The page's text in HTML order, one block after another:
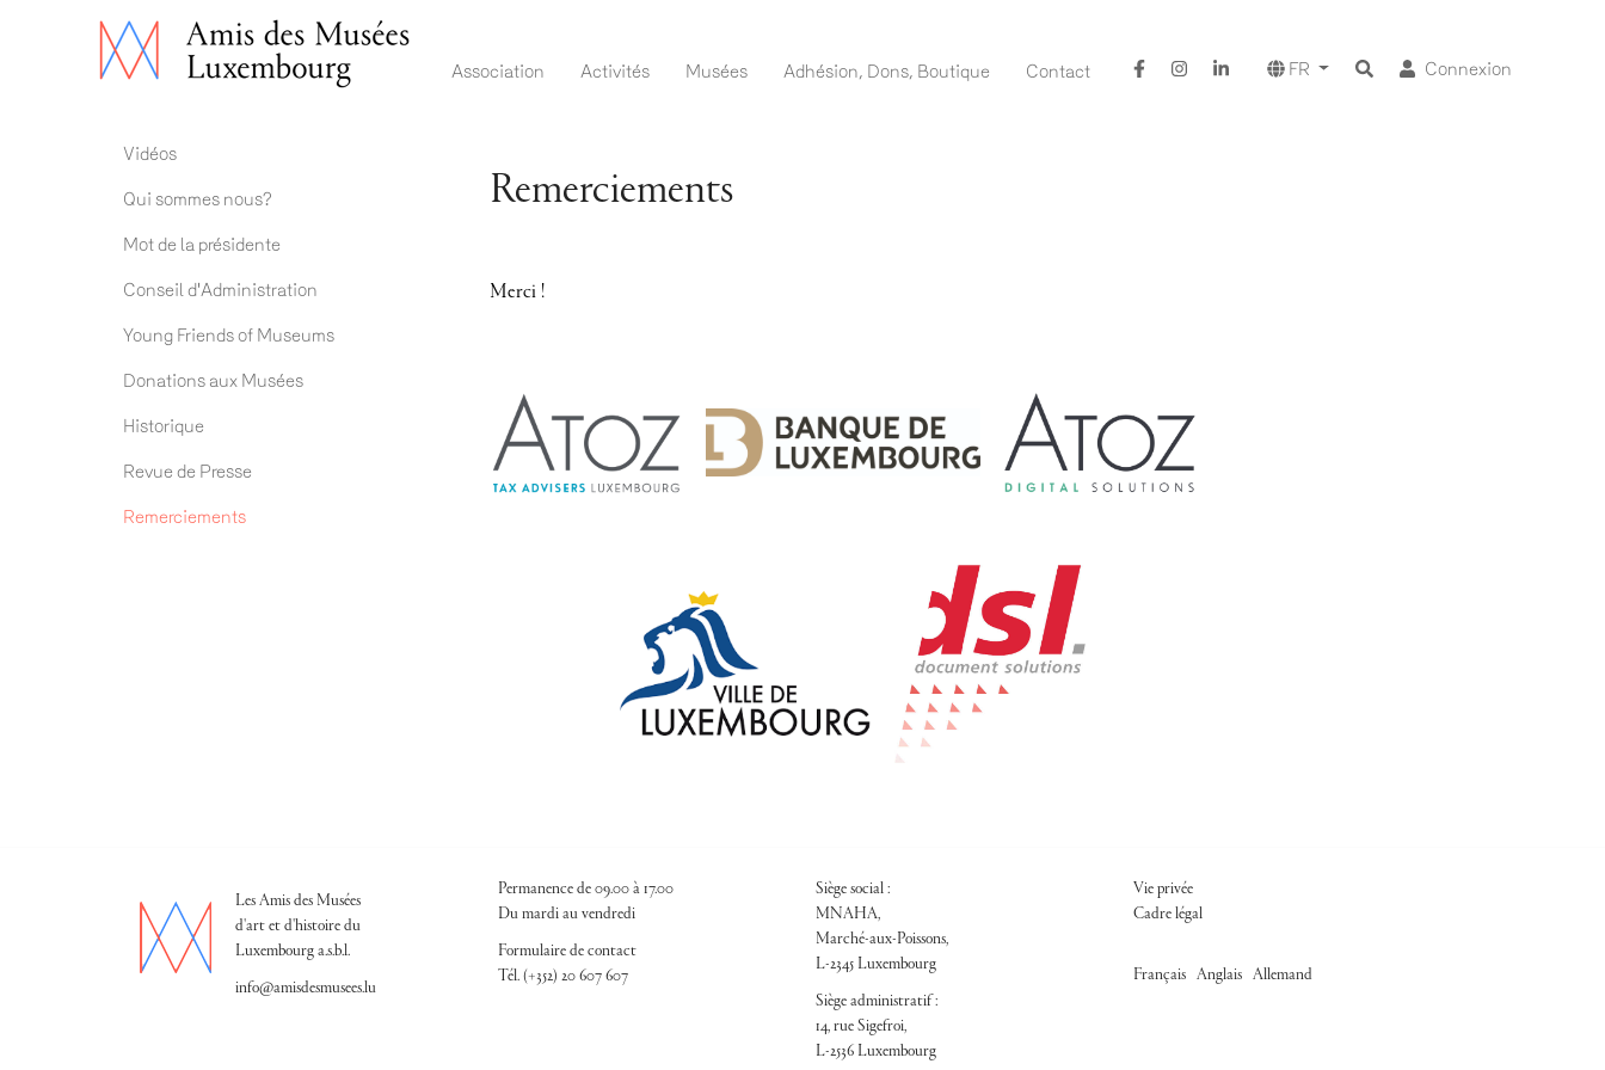
contenu
Main navigation FR
Association Activités Musées Adhésion, Dons, Boutique Contact FR Connexion
Association ADM
Vidéos
Qui sommes nous?
Mot de la présidente
Conseil d'Administration
Young Friends of Museums
Donations aux Musées
Historique
Revue de Presse
Remerciements
Remerciements
Merci !
Les Amis des Musées
d'art et d'histoire du
Luxembourg a.s.b.l.
info@amisdesmusees.lu
Permanence de 09.00 à 17.00
Du mardi au vendredi
Formulaire de contact
Tél. (+352) 20 607 607
Siège social :
MNAHA,
Marché-aux-Poissons,
L-2345 Luxembourg
Siège administratif :
14, rue Sigefroi,
L-2536 Luxembourg
FOOTER ADM
Vie privée
Cadre légal
Français /Anglais /Allemand